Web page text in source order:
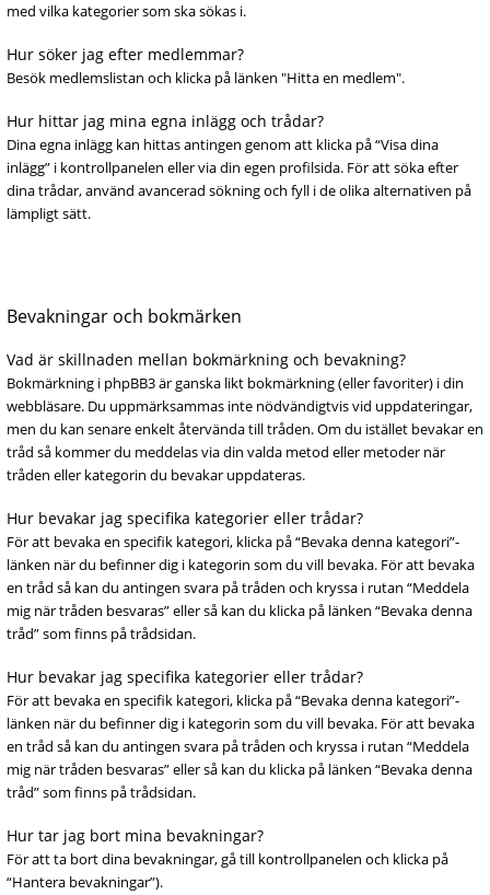
med vilka kategorier som ska sökas i.
Hur söker jag efter medlemmar?
Besök medlemslistan och klicka på länken "Hitta en medlem".
Hur hittar jag mina egna inlägg och trådar?
Dina egna inlägg kan hittas antingen genom att klicka på “Visa dina
inlägg” i kontrollpanelen eller via din egen profilsida. För att söka efter
dina trådar, använd avancerad sökning och fyll i de olika alternativen på
lämpligt sätt.
Bevakningar och bokmärken
Vad är skillnaden mellan bokmärkning och bevakning?
Bokmärkning i phpBB3 är ganska likt bokmärkning (eller favoriter) i din
webbläsare. Du uppmärksammas inte nödvändigtvis vid uppdateringar,
men du kan senare enkelt återvända till tråden. Om du istället bevakar en
tråd så kommer du meddelas via din valda metod eller metoder när
tråden eller kategorin du bevakar uppdateras.
Hur bevakar jag specifika kategorier eller trådar?
För att bevaka en specifik kategori, klicka på “Bevaka denna kategori”-
länken när du befinner dig i kategorin som du vill bevaka. För att bevaka
en tråd så kan du antingen svara på tråden och kryssa i rutan “Meddela
mig när tråden besvaras” eller så kan du klicka på länken “Bevaka denna
tråd” som finns på trådsidan.
Hur bevakar jag specifika kategorier eller trådar?
För att bevaka en specifik kategori, klicka på “Bevaka denna kategori”-
länken när du befinner dig i kategorin som du vill bevaka. För att bevaka
en tråd så kan du antingen svara på tråden och kryssa i rutan “Meddela
mig när tråden besvaras” eller så kan du klicka på länken “Bevaka denna
tråd” som finns på trådsidan.
Hur tar jag bort mina bevakningar?
För att ta bort dina bevakningar, gå till kontrollpanelen och klicka på
“Hantera bevakningar”).